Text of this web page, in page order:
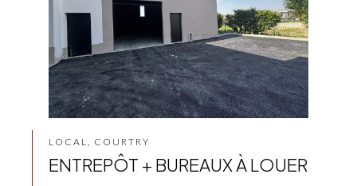
LOCAL, COURTRY
ENTREPÔT + BUREAUX À LOUER